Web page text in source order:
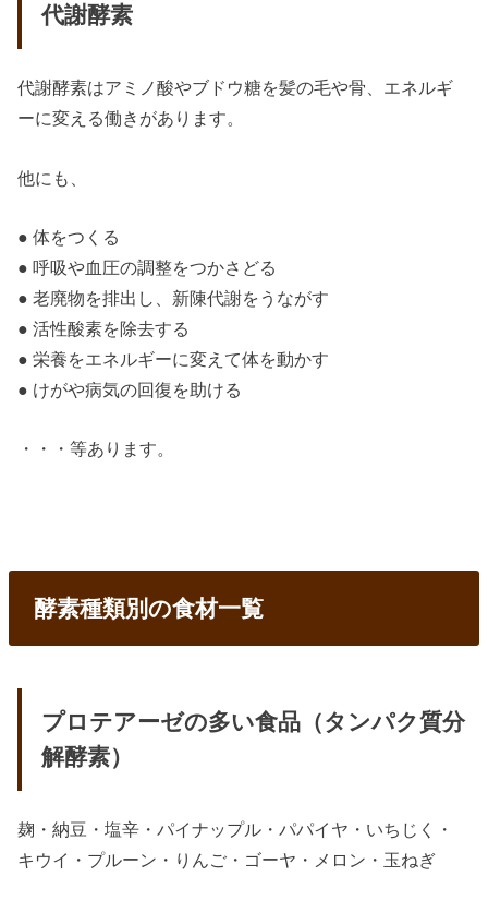
代謝酵素
代謝酵素はアミノ酸やブドウ糖を髪の毛や骨、エネルギ
ーに変える働きがあります。
他にも、
● 体をつくる
● 呼吸や血圧の調整をつかさどる
● 老廃物を排出し、新陳代謝をうながす
● 活性酸素を除去する
● 栄養をエネルギーに変えて体を動かす
● けがや病気の回復を助ける
・・・等あります。
酵素種類別の食材一覧
プロテアーゼの多い食品（タンパク質分
解酵素）
麹・納豆・塩辛・パイナップル・パパイヤ・いちじく・
キウイ・プルーン・りんご・ゴーヤ・メロン・玉ねぎ